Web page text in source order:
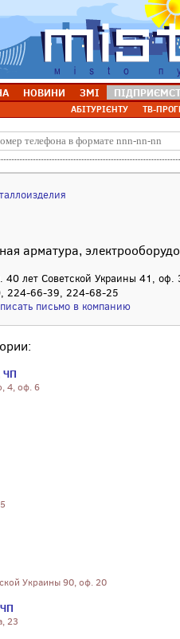
НОВИНИ ЗМІ
АБІТУРІЄНТУ ТВ-
арматура,
40 лет Советской Украины 41, оф.
224-66-39, 224-68-25
письмо в компанию
ЧП
4, оф. 6
Украины 90, оф. 20
23